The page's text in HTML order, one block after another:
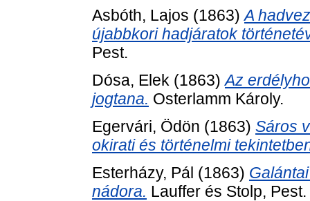
Asbóth, Lajos (1863)A
újabbkori hadjáratok
Pest.
Dósa, Elek (1863)Az
jogtana. Osterlamm Károly.
Egervári, Ödön (1863) Sáros
okirati és történelmi
Esterházy, Pál (1863)
nádora. Lauffer és Stolp, Pest.